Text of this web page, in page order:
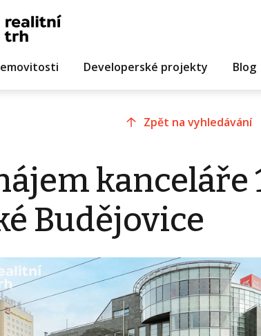
Developerské projekty Blog
Zpět na vyhledávání
kanceláře
Budějovice